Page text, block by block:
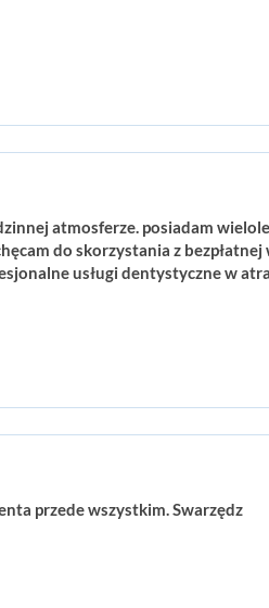
atmosferze. posiadam
do skorzystania z
usługi dentystyczne w
przede wszystkim. Swarzędz